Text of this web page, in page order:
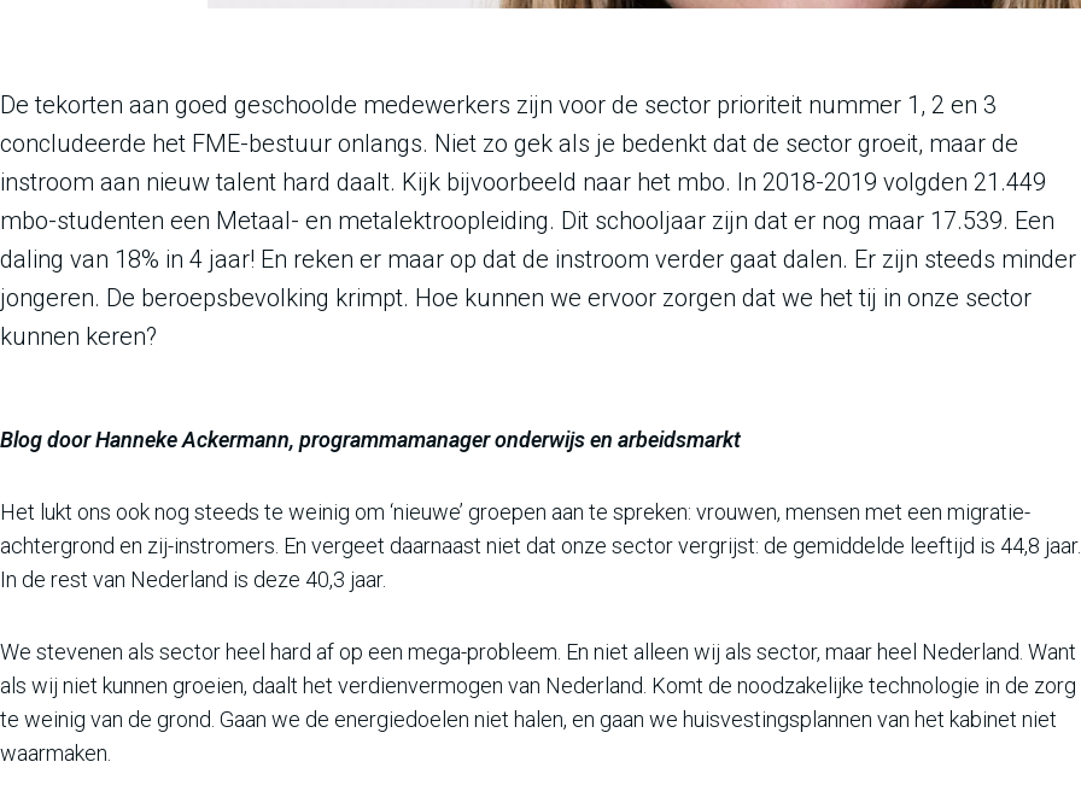
De tekorten aan goed geschoolde medewerkers zijn voor de sector prioriteit nummer 1, 2 en 3
concludeerde het FME-bestuur onlangs. Niet zo gek als je bedenkt dat de sector groeit, maar de
instroom aan nieuw talent hard daalt. Kijk bijvoorbeeld naar het mbo. In 2018-2019 volgden 21.449
mbo-studenten een Metaal- en metalektroopleiding. Dit schooljaar zijn dat er nog maar 17.539. Een
daling van 18% in 4 jaar! En reken er maar op dat de instroom verder gaat dalen. Er zijn steeds minder
jongeren. De beroepsbevolking krimpt. Hoe kunnen we ervoor zorgen dat we het tij in onze sector
kunnen keren?
Blog door Hanneke Ackermann, programmamanager onderwijs en arbeidsmarkt
Het lukt ons ook nog steeds te weinig om ‘nieuwe’ groepen aan te spreken: vrouwen, mensen met een migratie-
achtergrond en zij-instromers. En vergeet daarnaast niet dat onze sector vergrijst: de gemiddelde leeftijd is 44,8 jaar.
In de rest van Nederland is deze 40,3 jaar.
We stevenen als sector heel hard af op een mega-probleem. En niet alleen wij als sector, maar heel Nederland. Want
als wij niet kunnen groeien, daalt het verdienvermogen van Nederland. Komt de noodzakelijke technologie in de zorg
te weinig van de grond. Gaan we de energiedoelen niet halen, en gaan we huisvestingsplannen van het kabinet niet
waarmaken.